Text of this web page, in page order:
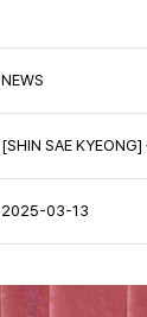
NEWS
[SHIN SAE KYEONG]
2025-03-13